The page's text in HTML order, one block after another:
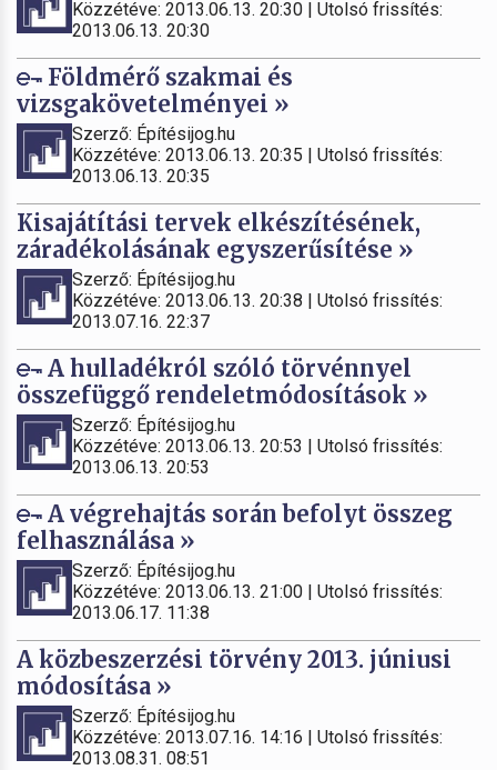
Közzétéve: 2013.06.13. 20:30 | Utolsó frissítés:
2013.06.13. 20:30
Földmérő szakmai és
vizsgakövetelményei »
Szerző: Építésijog.hu
Közzétéve: 2013.06.13. 20:35 | Utolsó frissítés:
2013.06.13. 20:35
Kisajátítási tervek elkészítésének,
záradékolásának egyszerűsítése »
Szerző: Építésijog.hu
Közzétéve: 2013.06.13. 20:38 | Utolsó frissítés:
2013.07.16. 22:37
A hulladékról szóló törvénnyel
összefüggő rendeletmódosítások »
Szerző: Építésijog.hu
Közzétéve: 2013.06.13. 20:53 | Utolsó frissítés:
2013.06.13. 20:53
A végrehajtás során befolyt összeg
felhasználása »
Szerző: Építésijog.hu
Közzétéve: 2013.06.13. 21:00 | Utolsó frissítés:
2013.06.17. 11:38
A közbeszerzési törvény 2013. júniusi
módosítása »
Szerző: Építésijog.hu
Közzétéve: 2013.07.16. 14:16 | Utolsó frissítés:
2013.08.31. 08:51